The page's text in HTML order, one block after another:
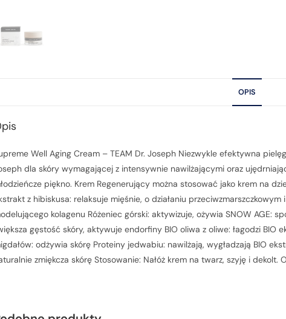
OPIS
Well Aging Cream – TEAM Dr. Joseph Niezwykle efektywna
dla skóry wymagającej z intensywnie nawilżającymi oraz
piękno. Krem Regenerujący można stosować jako krem na
z hibiskusa: relaksuje mięśnie, o działaniu
kolagenu Różeniec górski: aktywizuje, ożywia SNOW AGE:
gęstość skóry, aktywuje endorfiny BIO oliwa z oliwe: łagodzi BIO
odżywia skórę Proteiny jedwabiu: nawilżają, wygładzają BIO
zmiękcza skórę Stosowanie: Nałóż krem na twarz, szyję i